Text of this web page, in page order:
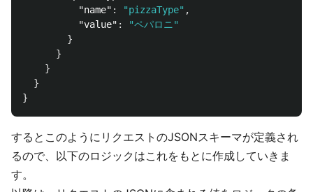
"name" : "pizzaType" ,
"value" :
"ペパロニ"
}
}
}
}
}
するとこのようにリクエストのJSONスキーマが定義され
るので、以下のロジックはこれをもとに作成していきま
す。